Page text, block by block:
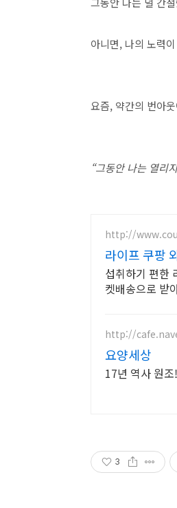
아니면, 나의 노력
요즘, 약간의 번아
“그동안 나는 열리
http://
라이프 쿠팡
섭취하기 편한
켓배송으로 받
http://
요양세상
17년 역사 원
3